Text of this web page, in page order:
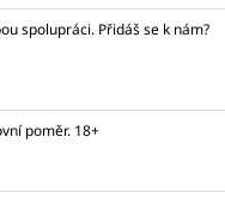
spolupráci. Přidáš se k nám?
poměr. 18+